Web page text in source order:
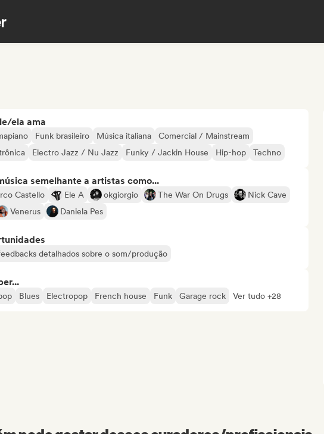
ela ama
Funk brasileiro Música italiana
Comercial / Mainstream
Electro Jazz / Nu Jazz Funky / Jackin House Hip-hop Techno
semelhante a artistas como...
Castello Ele A okgiorgio The War On Drugs
Nick Cave
Venerus Daniela Pes
detalhados sobre o som/produção
Blues Electropop French house Funk Garage rock Ver tudo +28